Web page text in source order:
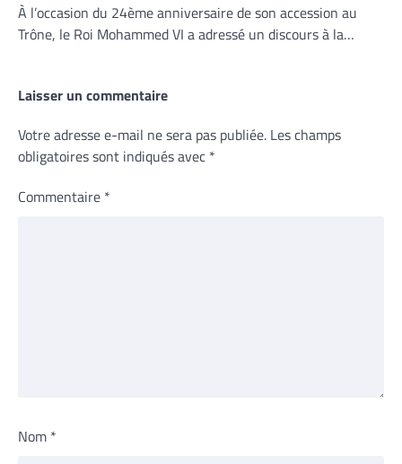
À l’occasion du 24ème anniversaire de son accession au
Trône, le Roi Mohammed VI a adressé un discours à la…
Laisser un commentaire
Votre adresse e-mail ne sera pas publiée. Les champs
obligatoires sont indiqués avec *
Commentaire *
Nom *